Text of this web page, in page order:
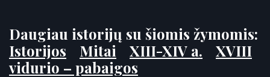
Daugiau istorijų su šiomis žymomis:
Istorijos
Mitai XIII-XIV a.
XVIII
vidurio – pabaigos